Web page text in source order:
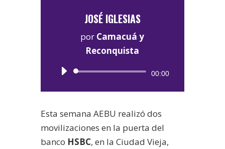
JOSÉ IGLESIAS
por Camacuá y
Reconquista
Reproductor
00:00
Esta semana AEBU realizó dos
movilizaciones en la puerta del
banco HSBC, en la Ciudad Vieja,